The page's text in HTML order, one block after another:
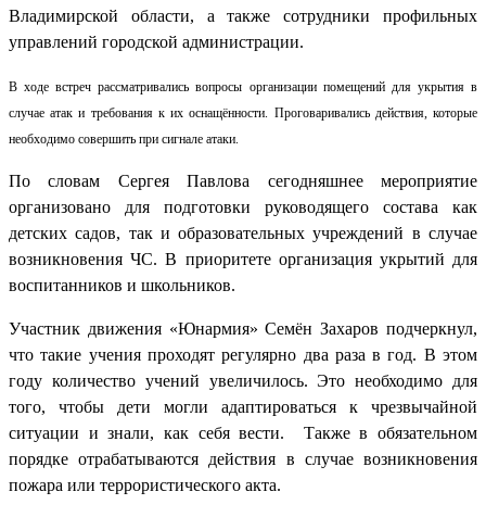
Владимирской области, а также сотрудники профильных
управлений городской администрации.
В ходе встреч рассматривались вопросы организации помещений для укрытия в
случае атак и требования к их оснащённости. Проговаривались действия, которые
необходимо совершить при сигнале атаки.
По словам Сергея Павлова сегодняшнее мероприятие
организовано для подготовки руководящего состава как
детских садов, так и образовательных учреждений в случае
возникновения ЧС. В приоритете организация укрытий для
воспитанников и школьников.
Участник движения «Юнармия» Семён Захаров подчеркнул,
что такие учения проходят регулярно два раза в год. В этом
году количество учений увеличилось. Это необходимо для
того, чтобы дети могли адаптироваться к чрезвычайной
ситуации и знали, как себя вести. Также в обязательном
порядке отрабатываются действия в случае возникновения
пожара или террористического акта.